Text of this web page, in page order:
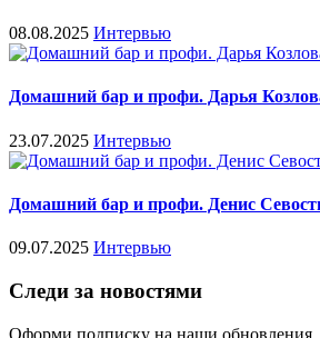
08.08.2025 Интервью
Домашний бар и профи. Дарья
23.07.2025 Интервью
Домашний бар и профи. Денис
09.07.2025 Интервью
Следи за новостями
Оформи подписку на наши обновления